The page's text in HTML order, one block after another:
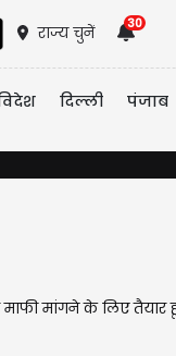
राज्य चुनें
30
दिल्ली पंजाब
माफी मांगने के लिए तैयार